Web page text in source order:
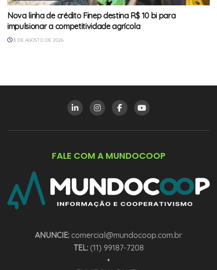
Nova linha de crédito Finep destina R$ 10 bi para
impulsionar a competitividade agrícola
8 DE AGOSTO DE 2026
FALE COM A MUNDOCOOP
ANUNCIE: comercial@mundocoop.com.br
TEL:(11) 99187-7208
•